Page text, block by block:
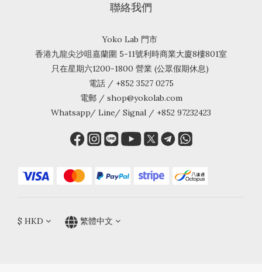
聯絡我們
Yoko Lab 門市
香港九龍尖沙咀嘉蘭圍 5-11號利時商業大廈8樓801室
只在星期六1200-1800 營業 (公眾假期休息)
電話 / +852 3527 0275
電郵 / shop@yokolab.com
Whatsapp/ Line/ Signal / +852 97232423
$ HKD 繁體中文